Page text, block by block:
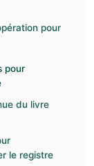
pour
pour
du livre
le registre